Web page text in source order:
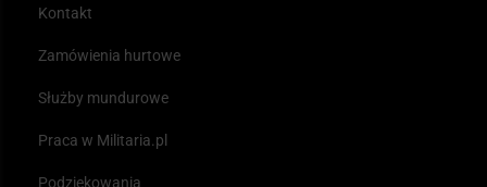
Kontakt
Zamówienia hurtowe
Służby mundurowe
Praca w Militaria.pl
Podziękowania